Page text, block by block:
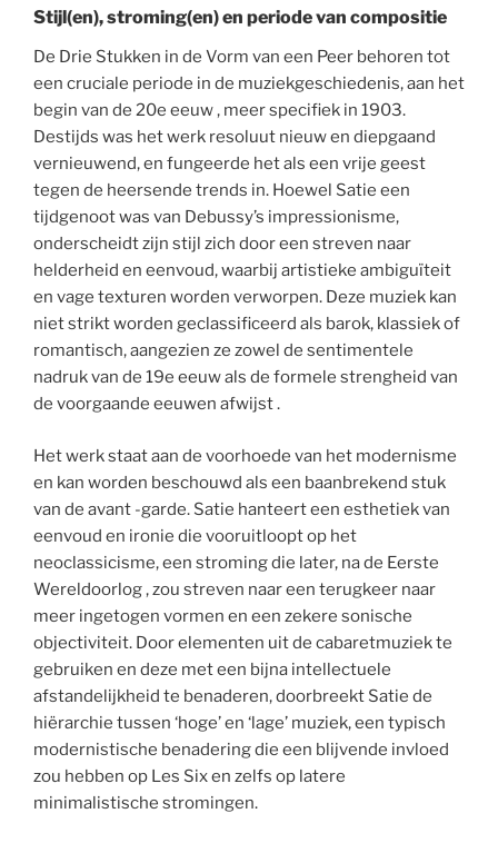
Stijl(en), stroming(en) en periode van compositie
De Drie Stukken in de Vorm van een Peer behoren tot
een cruciale periode in de muziekgeschiedenis, aan het
begin van de 20e eeuw , meer specifiek in 1903.
Destijds was het werk resoluut nieuw en diepgaand
vernieuwend, en fungeerde het als een vrije geest
tegen de heersende trends in. Hoewel Satie een
tijdgenoot was van Debussy’s impressionisme,
onderscheidt zijn stijl zich door een streven naar
helderheid en eenvoud, waarbij artistieke ambiguïteit
en vage texturen worden verworpen. Deze muziek kan
niet strikt worden geclassificeerd als barok, klassiek of
romantisch, aangezien ze zowel de sentimentele
nadruk van de 19e eeuw als de formele strengheid van
de voorgaande eeuwen afwijst .
Het werk staat aan de voorhoede van het modernisme
en kan worden beschouwd als een baanbrekend stuk
van de avant -garde. Satie hanteert een esthetiek van
eenvoud en ironie die vooruitloopt op het
neoclassicisme, een stroming die later, na de Eerste
Wereldoorlog , zou streven naar een terugkeer naar
meer ingetogen vormen en een zekere sonische
objectiviteit. Door elementen uit de cabaretmuziek te
gebruiken en deze met een bijna intellectuele
afstandelijkheid te benaderen, doorbreekt Satie de
hiërarchie tussen ‘hoge’ en ‘lage’ muziek, een typisch
modernistische benadering die een blijvende invloed
zou hebben op Les Six en zelfs op latere
minimalistische stromingen.